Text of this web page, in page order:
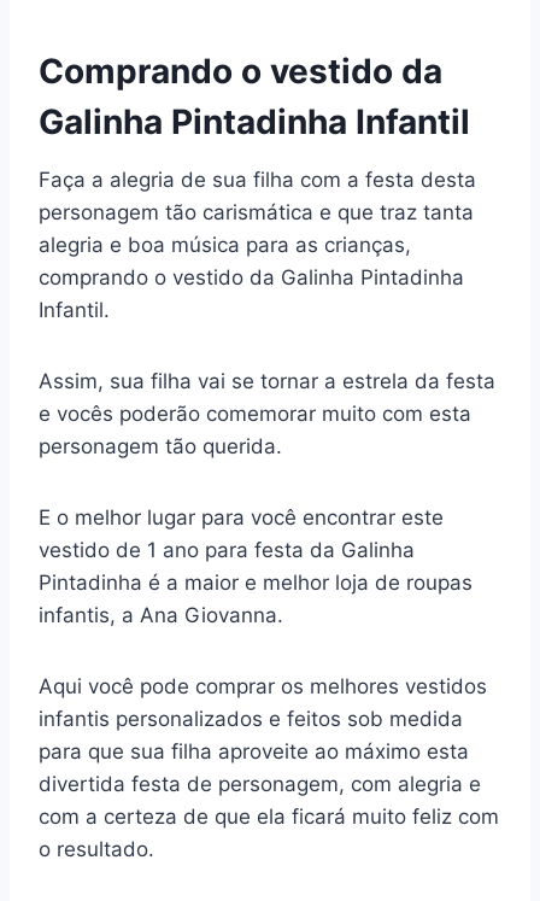
Comprando o vestido da
Galinha Pintadinha Infantil
Faça a alegria de sua filha com a festa desta
personagem tão carismática e que traz tanta
alegria e boa música para as crianças,
comprando o vestido da Galinha Pintadinha
Infantil.
Assim, sua filha vai se tornar a estrela da festa
e vocês poderão comemorar muito com esta
personagem tão querida.
E o melhor lugar para você encontrar este
vestido de 1 ano para festa da Galinha
Pintadinha é a maior e melhor loja de roupas
infantis, a Ana Giovanna.
Aqui você pode comprar os melhores vestidos
infantis personalizados e feitos sob medida
para que sua filha aproveite ao máximo esta
divertida festa de personagem, com alegria e
com a certeza de que ela ficará muito feliz com
o resultado.